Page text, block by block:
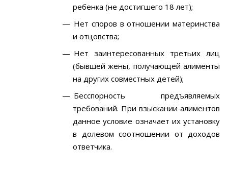
ребенка (не достигшего 18 лет);
Нет споров в отношении материнства
и отцовства;
Нет заинтересованных третьих лиц
(бывшей жены, получающей алименты
на других совместных детей);
Бесспорность предъявляемых
требований. При взыскании алиментов
данное условие означает их установку
в долевом соотношении от доходов
ответчика.